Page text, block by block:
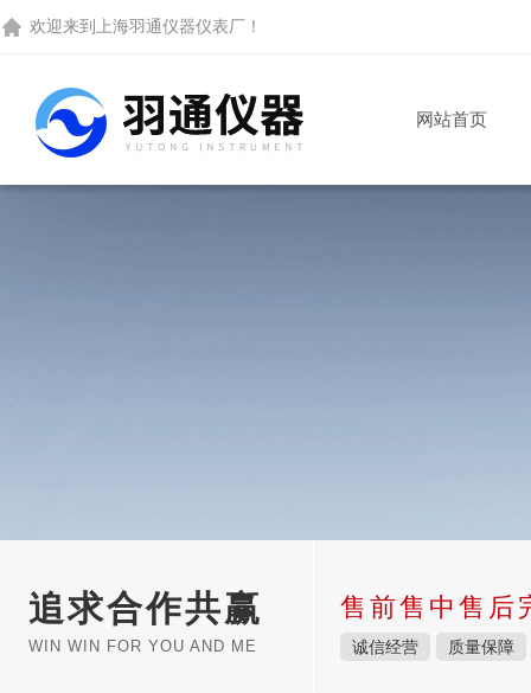
欢迎来到 上海羽通仪器仪表厂 ！
网站首页
追求合作共赢
WIN WIN FOR YOU AND ME
售前售中售后
诚信经营 质量保障